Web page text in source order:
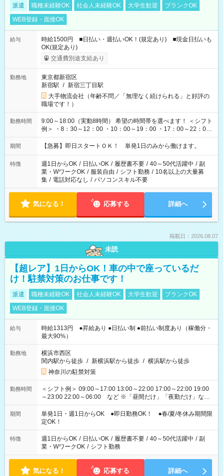
派遣 職種未経験OK 社会人未経験OK 大学生歓迎
ブランクOK
WEB登録・面接OK
給与
時給1500円 ■日払い・週払いOK！(規定あり) ■現金日払いも
OK(規定あり)
交通費別途支給あり
勤務地
東京都新宿区
新宿駅 / 新宿三丁目駅
大手物流会社（年齢不問／「無理なく続けられる」と好評の
職場です！）
勤務時間
9:00～18:00（実動8時間） 希望の時間帯を選べます！ ＜シフト
例＞ ・8：30～12：00 ・10：00～19：00 ・17：00～22：00
・13：00～22：00 ・22：00～翌6：00 など
期間 【急募】即日スタートＯＫ！ 単発1日のみから働けます。
特徴 週1日からOK / 日払いOK / 履歴書不要 / 40～50代活躍中 / 副
業・WワークOK / 服装自由 / シフト勤務 / 10名以上の大量募
集 / 電話対応なし / パソコンスキル不要
気になる！ 応募する 詳細へ
掲載日：2026.08.07
未読
【超レア】1日からOK！車の中で座っているだ
け！駐禁対策のお仕事です！
派遣 職種未経験OK 社会人未経験OK 大学生歓迎
ブランクOK
WEB登録・面接OK
給与
時給1313円 ●昇給あり ●日払い制 ●前払い制度あり（稼働分・
最大90%）
勤務地
横浜市西区
関内駅から徒歩 / 新横浜駅から徒歩 / 横浜駅から徒歩
神奈川の駐禁対策
勤務時間
＜シフト例＞ 09:00～17:00 13:00～22:00 17:00～22:00 19:00
～23:00 22:00～06:00 など ※「昼間だけ」「夜勤だけ」など
の希望OK
期間
単発1日・週1日からOK ●即日勤務OK！ ●春/夏/冬休み期間限
定OK！
特徴 週1日からOK / 日払いOK / 履歴書不要 / 40～50代活躍中 / 副
業・WワークOK / シフト勤務
気になる！ 応募する 詳細へ